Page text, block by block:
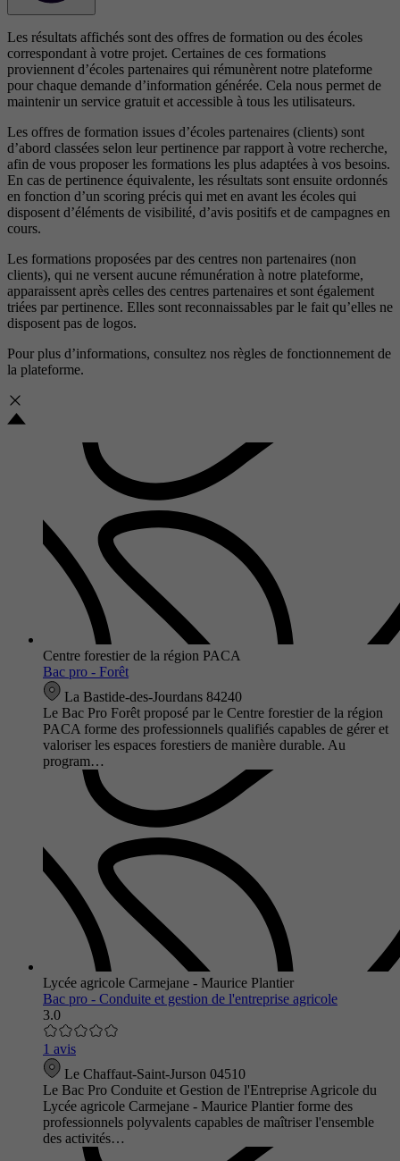
Les résultats affichés sont des offres de formation ou des écoles
correspondant à votre projet. Certaines de ces formations
proviennent d’écoles partenaires qui rémunèrent notre plateforme
pour chaque demande d’information générée. Cela nous permet de
maintenir un service gratuit et accessible à tous les utilisateurs.
Les offres de formation issues d’écoles partenaires (clients) sont
d’abord classées selon leur pertinence par rapport à votre recherche,
afin de vous proposer les formations les plus adaptées à vos besoins.
En cas de pertinence équivalente, les résultats sont ensuite ordonnés
en fonction d’un scoring précis qui met en avant les écoles qui
disposent d’éléments de visibilité, d’avis positifs et de campagnes en
cours.
Les formations proposées par des centres non partenaires (non
clients), qui ne versent aucune rémunération à notre plateforme,
apparaissent après celles des centres partenaires et sont également
triées par pertinence. Elles sont reconnaissables par le fait qu’elles ne
disposent pas de logos.
Pour plus d’informations, consultez nos règles de fonctionnement de
la plateforme.
Centre forestier de la région PACA
Bac pro - Forêt
La Bastide-des-Jourdans 84240
Le Bac Pro Forêt proposé par le Centre forestier de la région
PACA forme des professionnels qualifiés capables de gérer et
valoriser les espaces forestiers de manière durable. Au
program…
Lycée agricole Carmejane - Maurice Plantier
Bac pro - Conduite et gestion de l'entreprise agricole
3.0
1 avis
Le Chaffaut-Saint-Jurson 04510
Le Bac Pro Conduite et Gestion de l'Entreprise Agricole du
Lycée agricole Carmejane - Maurice Plantier forme des
professionnels polyvalents capables de maîtriser l'ensemble
des activités…